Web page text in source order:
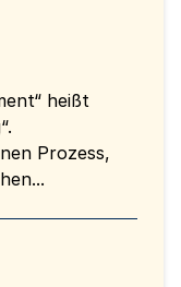
heißt
Prozess,